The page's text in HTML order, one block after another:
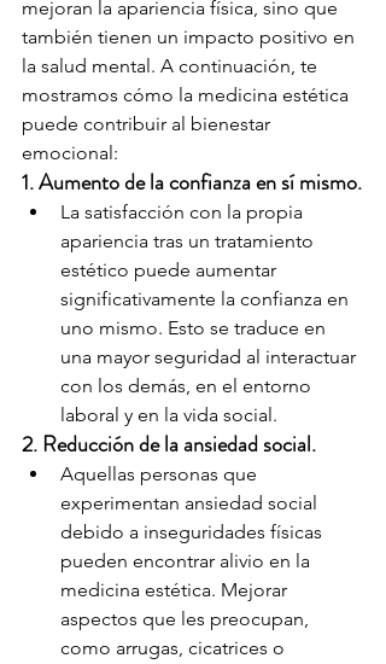
mejoran la apariencia física, sino que
también tienen un impacto positivo en
la salud mental. A continuación, te
mostramos cómo la medicina estética
puede contribuir al bienestar
emocional:
1. Aumento de la confianza en sí mismo.
La satisfacción con la propia
apariencia tras un tratamiento
estético puede aumentar
significativamente la confianza en
uno mismo. Esto se traduce en
una mayor seguridad al interactuar
con los demás, en el entorno
laboral y en la vida social.
2. Reducción de la ansiedad social.
Aquellas personas que
experimentan ansiedad social
debido a inseguridades físicas
pueden encontrar alivio en la
medicina estética. Mejorar
aspectos que les preocupan,
como arrugas, cicatrices o